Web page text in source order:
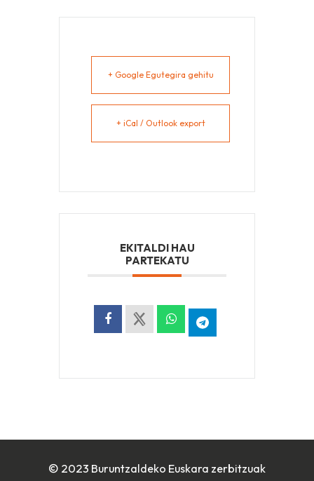
+ Google Egutegira gehitu
+ iCal / Outlook export
EKITALDI HAU
PARTEKATU
© 2023 Buruntzaldeko Euskara zerbitzuak